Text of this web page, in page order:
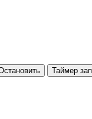
Таймер